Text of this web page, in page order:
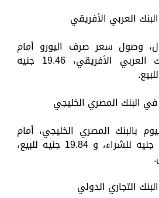
العربي الأفريقي
وصول سعر صرف اليورو أمام
الجنيه المصري بالبنك العربي الأفريقي، 19.46 جنيه
البنك المصري الخليجي
بالبنك المصري الخليجي، أمام
الجنيه المصري 19.53 جنيه للشراء، و 19.84 جنيه للبيع،
التجاري الدولي